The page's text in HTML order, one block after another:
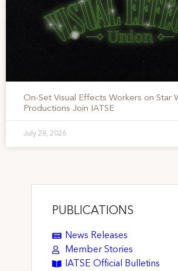
On-Set Visual Effects Workers on Star
Productions Join IATSE
July 28, 2026
PUBLICATIONS
News Releases
Member Stories
IATSE Official Bulletins